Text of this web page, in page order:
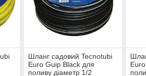
Шланг садовий Tecnotubi
Euro Guip Black для
поливу діаметр 1/2